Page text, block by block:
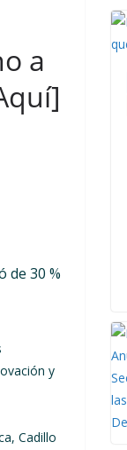
a
de 30 %
y
Cadillo